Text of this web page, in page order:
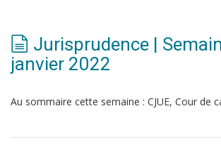
Jurisprudence |
janvier 2022
Au sommaire cette semaine : CJUE, Cour de